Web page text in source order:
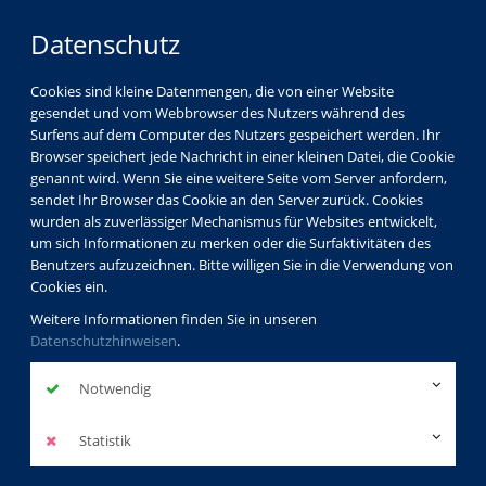
Datenschutz
Cookies sind kleine Datenmengen, die von einer Website
gesendet und vom Webbrowser des Nutzers während des
Surfens auf dem Computer des Nutzers gespeichert werden. Ihr
Browser speichert jede Nachricht in einer kleinen Datei, die Cookie
genannt wird. Wenn Sie eine weitere Seite vom Server anfordern,
sendet Ihr Browser das Cookie an den Server zurück. Cookies
wurden als zuverlässiger Mechanismus für Websites entwickelt,
um sich Informationen zu merken oder die Surfaktivitäten des
Benutzers aufzuzeichnen. Bitte willigen Sie in die Verwendung von
Cookies ein.
Weitere Informationen finden Sie in unseren
Datenschutzhinweisen.
Notwendig
Statistik